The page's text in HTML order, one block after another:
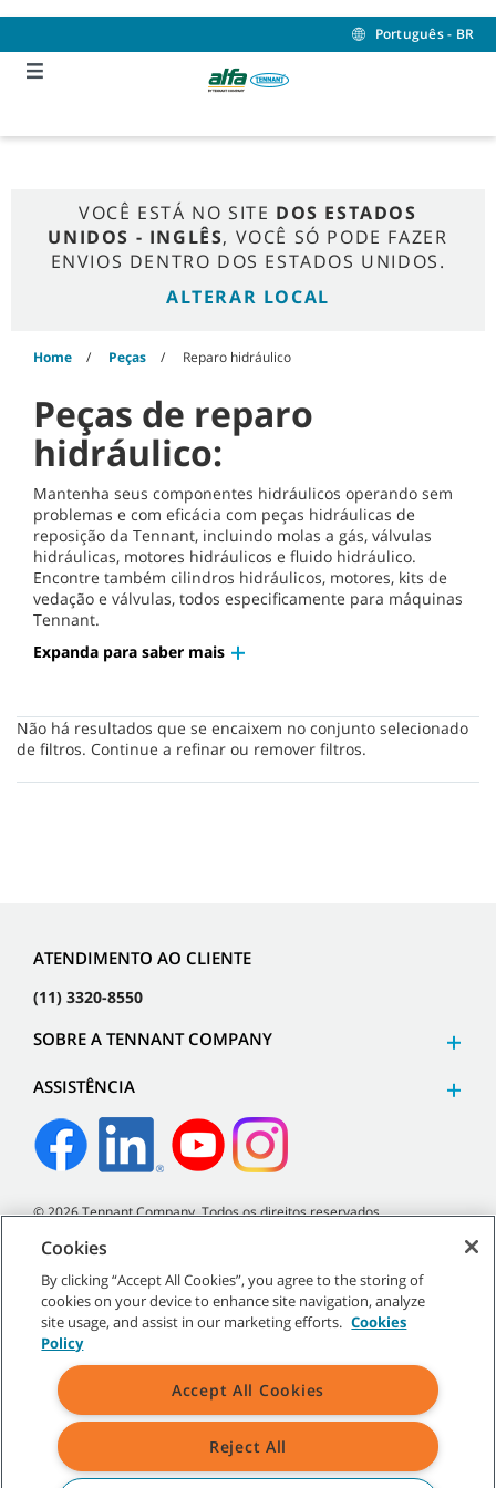
content
navigation
menu
Português - BR
VOCÊ ESTÁ NO SITE DOS ESTADOS
UNIDOS - INGLÊS, VOCÊ SÓ PODE FAZER
ENVIOS DENTRO DOS ESTADOS UNIDOS.
ALTERAR LOCAL
Home Peças Reparo hidráulico
Peças de reparo
hidráulico:
Mantenha seus componentes hidráulicos operando sem
problemas e com eficácia com peças hidráulicas de
reposição da Tennant, incluindo molas a gás, válvulas
hidráulicas, motores hidráulicos e fluido hidráulico.
Encontre também cilindros hidráulicos, motores, kits de
vedação e válvulas, todos especificamente para máquinas
Tennant.
Expanda para saber mais
Não há resultados que se encaixem no conjunto selecionado
de filtros. Continue a refinar ou remover filtros.
ATENDIMENTO AO CLIENTE
(11) 3320-8550
SOBRE A TENNANT COMPANY
ASSISTÊNCIA
©2026Tennant Company. Todos os direitos reservados.
Mapa do site|Políticas gerais|Termos de uso|Termos de
Todos os logotipos e marcas registradas mencionados são
propriedade exclusiva da Tennant Company e/ou de suas afiliadas
Cookies
By clicking “Accept All Cookies”, you agree to the storing of
cookies on your device to enhance site navigation, analyze
site usage, and assist in our marketing efforts. Cookies
Policy
Accept All Cookies
Reject All